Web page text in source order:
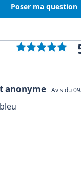
Poser ma question
anonyme Avis du